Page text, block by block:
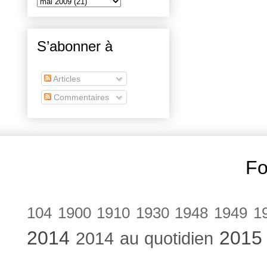
S’abonner à
Articles
Commentaires
104 1900 1910 1930 1948 1949
2014 2014 au quotidien